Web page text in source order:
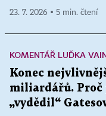
23. 7. 2026 ▪ 5 min. čtení
KOMENTÁŘ LUĎKA
Konec
miliardářů. Proč
„vydědil“